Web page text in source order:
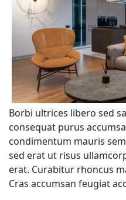
Borbi ultrices libero sed
consequat purus
condimentum mauris
sed erat ut risus
erat. Curabitur rhoncus
Cras accumsan feugiat